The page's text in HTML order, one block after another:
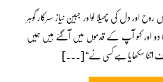
اور دل کی پھیلا لواور جبین نیاز سرکار گوہر
اور کہو آپ کے قدموں میں آگئے ہیں ہمیں
اتنا سکھایا ہے کسی نے“ [...]